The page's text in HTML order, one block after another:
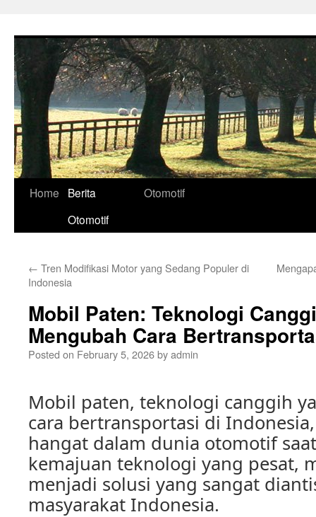
Home
Berita
Otomotif
Otomotif
← Tren Modifikasi Motor yang Sedang Populer di
Indonesia
Mobil Paten: Teknologi
Mengubah Cara
Posted on February 5, 2026byadmin
Mobil paten, teknologi canggih
cara bertransportasi di
hangat dalam dunia otomotif
kemajuan teknologi yang pesat,
menjadi solusi yang sangat
masyarakat Indonesia.